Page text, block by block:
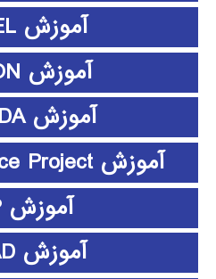
آموزش LISREL
آموزش LUMION
آموزش MAXQDA
آموزش Microsoft Office Project
آموزش PHP
آموزش PSCAD